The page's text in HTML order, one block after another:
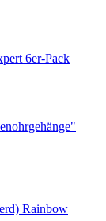
6er-Pack
Rainbow